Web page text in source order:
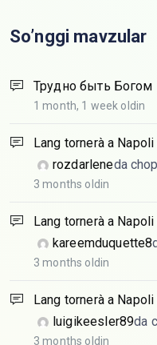
So’nggi mavzular
Трудно быть Богом
1 month, 1 week oldin
Lang tornerà a
rozdarleneda
3 months oldin
Lang tornerà a
kareemduquette8
3 months oldin
Lang tornerà a
luigikeesler89da
3 months oldin